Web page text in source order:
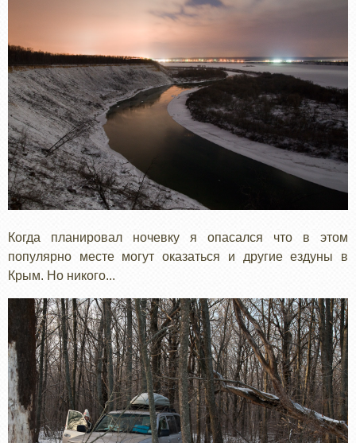
Когда планировал ночевку я опасался что в этом
популярно месте могут оказаться и другие ездуны в
Крым. Но никого...